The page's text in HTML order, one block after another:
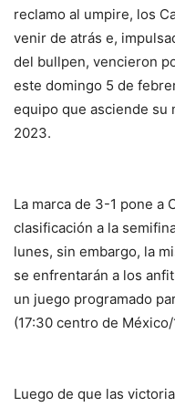
reclamo al umpire, los
venir de atrás e,
del bullpen, vencieron
este domingo 5 de
equipo que asciende su
2023.
La marca de 3-1 pone a
clasificación a la
lunes, sin embargo, la
se enfrentarán a los
un juego programado
(17:30 centro de
Luego de que las